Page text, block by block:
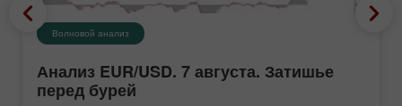
Волновой анализ
Анализ EUR/USD. 7 августа. Затишье
перед бурей